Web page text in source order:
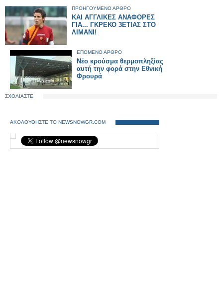
ΠΡΟΗΓΟΥΜΕΝΟ ΑΡΘΡΟ
ΚΑΙ ΑΓΓΛΙΚΕΣ ΑΝΑΦΟΡΕΣ
ΓΙΑ... ΓΚΡΕΚΟ 3ΕΤΙΑΣ ΣΤΟ
ΛΙΜΑΝΙ!
ΕΠΟΜΕΝΟ ΑΡΘΡΟ
Νέο κρούσμα θερμοπληξίας
αυτή την φορά στην Εθνική
Φρουρά
ΣΧΟΛΙΑΣΤΕ
ΑΚΟΛΟΥΘΗΣΤΕ ΤΟ NEWSNOWGR.COM